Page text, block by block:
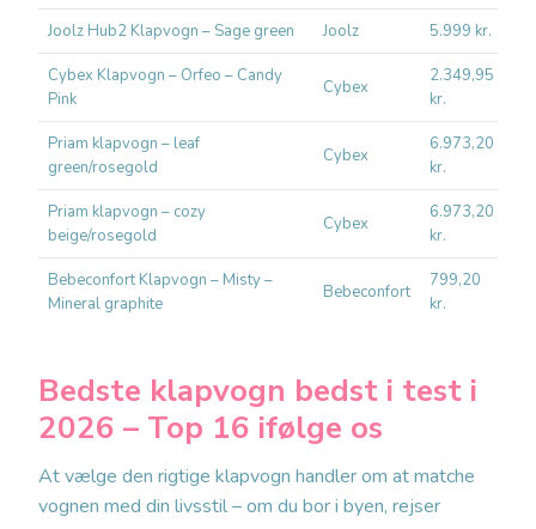
Joolz Hub2 Klapvogn – Sage green Joolz 5.999 kr.
Cybex Klapvogn – Orfeo – Candy
Pink
Cybex
2.349,95
kr.
Priam klapvogn – leaf
green/rosegold
Cybex
6.973,20
kr.
Priam klapvogn – cozy
beige/rosegold
Cybex
6.973,20
kr.
Bebeconfort Klapvogn – Misty –
Mineral graphite
Bebeconfort
799,20
kr.
Bedste klapvogn bedst i test i
2026 – Top 16 ifølge os
At vælge den rigtige klapvogn handler om at matche
vognen med din livsstil – om du bor i byen, rejser